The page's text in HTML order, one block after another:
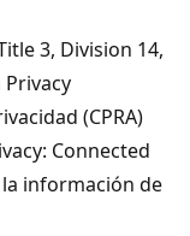
3, Division 14,
Privacy
(CPRA)
Connected
información de